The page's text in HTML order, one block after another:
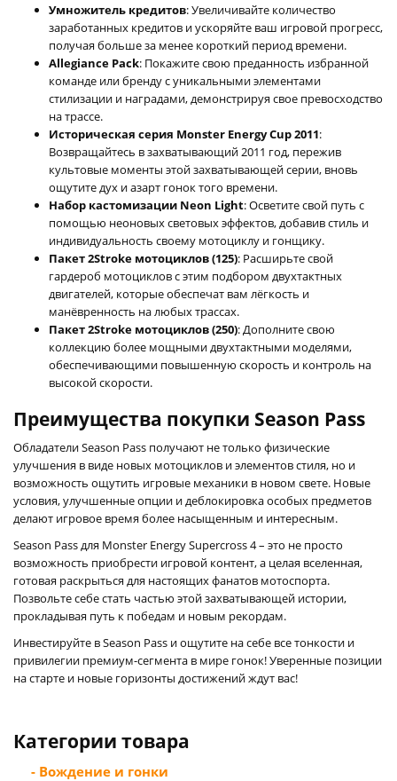
Умножитель кредитов: Увеличивайте количество
заработанных кредитов и ускоряйте ваш игровой прогресс,
получая больше за менее короткий период времени.
Allegiance Pack: Покажите свою преданность избранной
команде или бренду с уникальными элементами
стилизации и наградами, демонстрируя свое превосходство
на трассе.
Историческая серия Monster Energy Cup 2011:
Возвращайтесь в захватывающий 2011 год, пережив
культовые моменты этой захватывающей серии, вновь
ощутите дух и азарт гонок того времени.
Набор кастомизации Neon Light: Осветите свой путь с
помощью неоновых световых эффектов, добавив стиль и
индивидуальность своему мотоциклу и гонщику.
Пакет 2Stroke мотоциклов (125): Расширьте свой
гардероб мотоциклов с этим подбором двухтактных
двигателей, которые обеспечат вам лёгкость и
манёвренность на любых трассах.
Пакет 2Stroke мотоциклов (250): Дополните свою
коллекцию более мощными двухтактными моделями,
обеспечивающими повышенную скорость и контроль на
высокой скорости.
Преимущества покупки Season Pass
Обладатели Season Pass получают не только физические
улучшения в виде новых мотоциклов и элементов стиля, но и
возможность ощутить игровые механики в новом свете. Новые
условия, улучшенные опции и деблокировка особых предметов
делают игровое время более насыщенным и интересным.
Season Pass для Monster Energy Supercross 4 – это не просто
возможность приобрести игровой контент, а целая вселенная,
готовая раскрыться для настоящих фанатов мотоспорта.
Позвольте себе стать частью этой захватывающей истории,
прокладывая путь к победам и новым рекордам.
Инвестируйте в Season Pass и ощутите на себе все тонкости и
привилегии премиум-сегмента в мире гонок! Уверенные позиции
на старте и новые горизонты достижений ждут вас!
Категории товара
- Вождение и гонки